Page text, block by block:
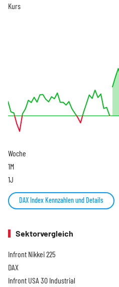
Kurs
Woche
1M
1J
DAX Index Kennzahlen und Details
Sektorvergleich
Infront Nikkei 225
DAX
Infront USA 30 Industrial